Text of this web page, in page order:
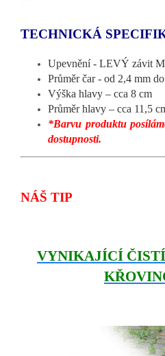
TECHNICKÁ
Upevnění - LEVÝ závit
Průměr čar - od 2,4 mm
Výška hlavy – cca 8 cm
Průměr hlavy – cca 11,5
*Barvu produktu
dostupnosti.
NÁŠ TIP
VYNIKAJÍCÍ